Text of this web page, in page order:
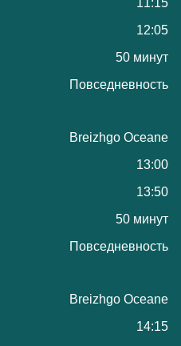
11:15
12:05
50 минут
Повседневность
Breizhgo Oceane
13:00
13:50
50 минут
Повседневность
Breizhgo Oceane
14:15